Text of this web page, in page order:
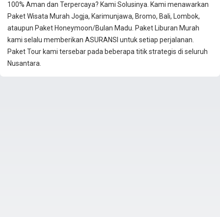
100% Aman dan Terpercaya? Kami Solusinya. Kami menawarkan
Paket Wisata Murah Jogja, Karimunjawa, Bromo, Bali, Lombok,
ataupun Paket Honeymoon/Bulan Madu. Paket Liburan Murah
kami selalu memberikan ASURANSI untuk setiap perjalanan.
Paket Tour kami tersebar pada beberapa titik strategis di seluruh
Nusantara.